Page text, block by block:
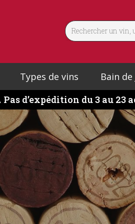
Types de vins Bain de
Pas d’expédition du 3 au 23